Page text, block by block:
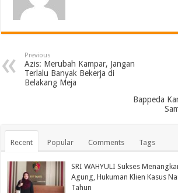
Previous
Azis: Merubah Kampar, Jangan
Terlalu Banyak Bekerja di
Belakang Meja
Bappeda
Recent Popular Comments Tags
SRI WAHYULI Sukses
Agung, Hukuman Klien Kasus
Tahun